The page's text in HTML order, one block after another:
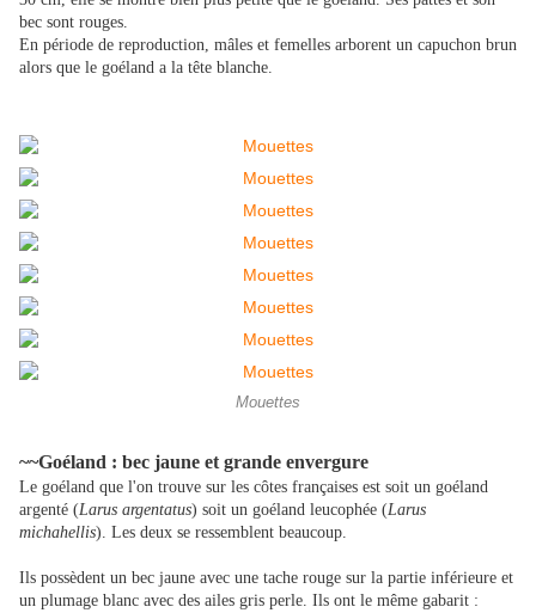
bec sont rouges.
En période de reproduction, mâles et femelles arborent un capuchon brun
alors que le goéland a la tête blanche.
Mouettes
~~Goéland : bec jaune et grande envergure
Le goéland que l'on trouve sur les côtes françaises est soit un goéland
argenté (Larus argentatus) soit un goéland leucophée (Larus
michahellis). Les deux se ressemblent beaucoup.
Ils possèdent un bec jaune avec une tache rouge sur la partie inférieure et
un plumage blanc avec des ailes gris perle. Ils ont le même gabarit :